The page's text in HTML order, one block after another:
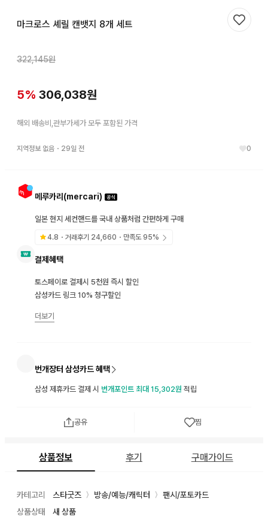
마크로스 셰릴 캔뱃지 8개 세트
322,145원
5% 306,038원
해외 배송비,관부가세가 모두 포함된 가격
지역정보 없음 ・ 29일 전 0
메루카리(mercari)
일본 현지 세컨핸드를 국내 상품처럼 간편하게 구매
4.8 ・거래후기 24,660 ・만족도95%
결제혜택
토스페이로 결제시 5천원 즉시 할인
삼성카드 링크 10% 청구할인
더보기
번개장터 삼성카드 혜택
삼성 제휴카드 결제 시 번개포인트 최대 15,302원 적립
찜하기
공유 찜
상품정보 후기 구매가이드
카테고리 스타굿즈 〉 방송/예능/캐릭터 〉
팬시/포토카드
상품상태
새 상품